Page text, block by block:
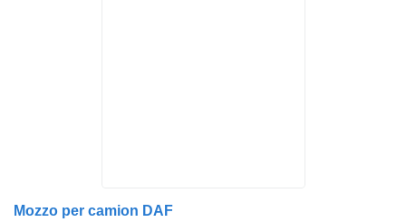
Mozzo per camion DAF